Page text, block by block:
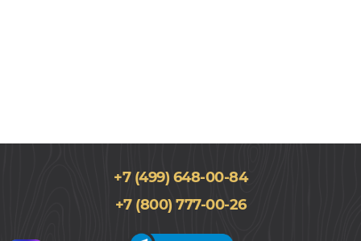
131x643, 10мм
32 класс, Дуб, Елочкой, Водостойкий
+7 (499) 648-00-84
+7 (800) 777-00-26